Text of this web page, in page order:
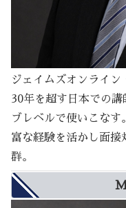
ジェイムズオンライン
30年を超す日本での
ブレベルで使いこな
富な経験を活かし面接
群。